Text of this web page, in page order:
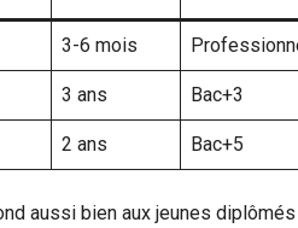
3-6 mois
3 ans Bac+3
2 ans Bac+5
aussi bien aux jeunes